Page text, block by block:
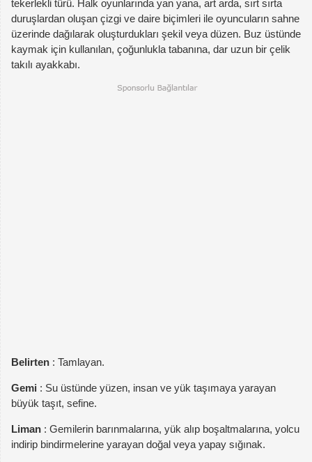
tekerlekli türü. Halk oyunlarında yan yana, art arda, sırt sırta
duruşlardan oluşan çizgi ve daire biçimleri ile oyuncuların sahne
üzerinde dağılarak oluşturdukları şekil veya düzen. Buz üstünde
kaymak için kullanılan, çoğunlukla tabanına, dar uzun bir çelik
takılı ayakkabı.
Belirten : Tamlayan.
Gemi : Su üstünde yüzen, insan ve yük taşımaya yarayan
büyük taşıt, sefine.
Liman : Gemilerin barınmalarına, yük alıp boşaltmalarına, yolcu
indirip bindirmelerine yarayan doğal veya yapay sığınak.